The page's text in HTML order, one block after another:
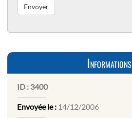
Informations
ID : 3400
Envoyée le : 14/12/2006